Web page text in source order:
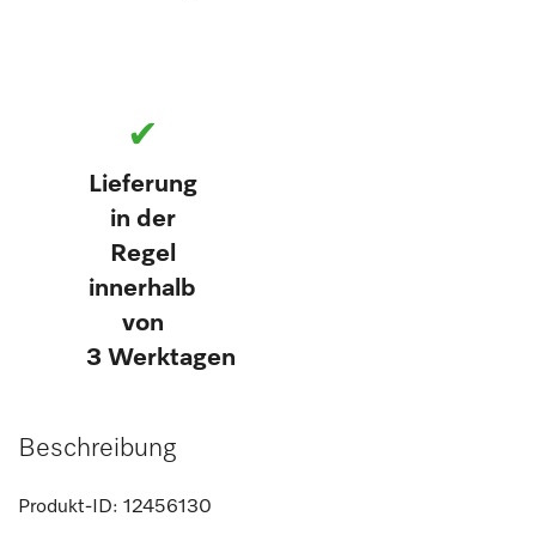
✔
Lieferung
in der
Regel
innerhalb
von
3 Werktagen
Beschreibung
Produkt-ID: 12456130